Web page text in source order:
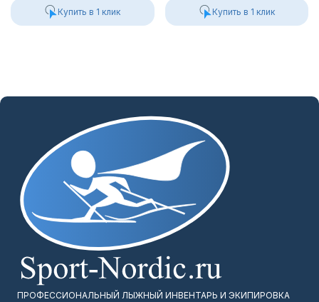
Купить в 1 клик Купить в 1 клик
ПРОФЕССИОНАЛЬНЫЙ ЛЫЖНЫЙ ИНВЕНТАРЬ И ЭКИПИРОВКА